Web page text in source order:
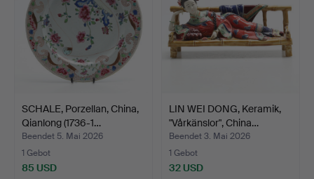
SCHALE, Porzellan, China,
Qianlong (1736-1…
Beendet 5. Mai 2026
1 Gebot
85 USD
LIN WEI DONG, Keramik,
"Vårkänslor", China…
Beendet 3. Mai 2026
1 Gebot
32 USD